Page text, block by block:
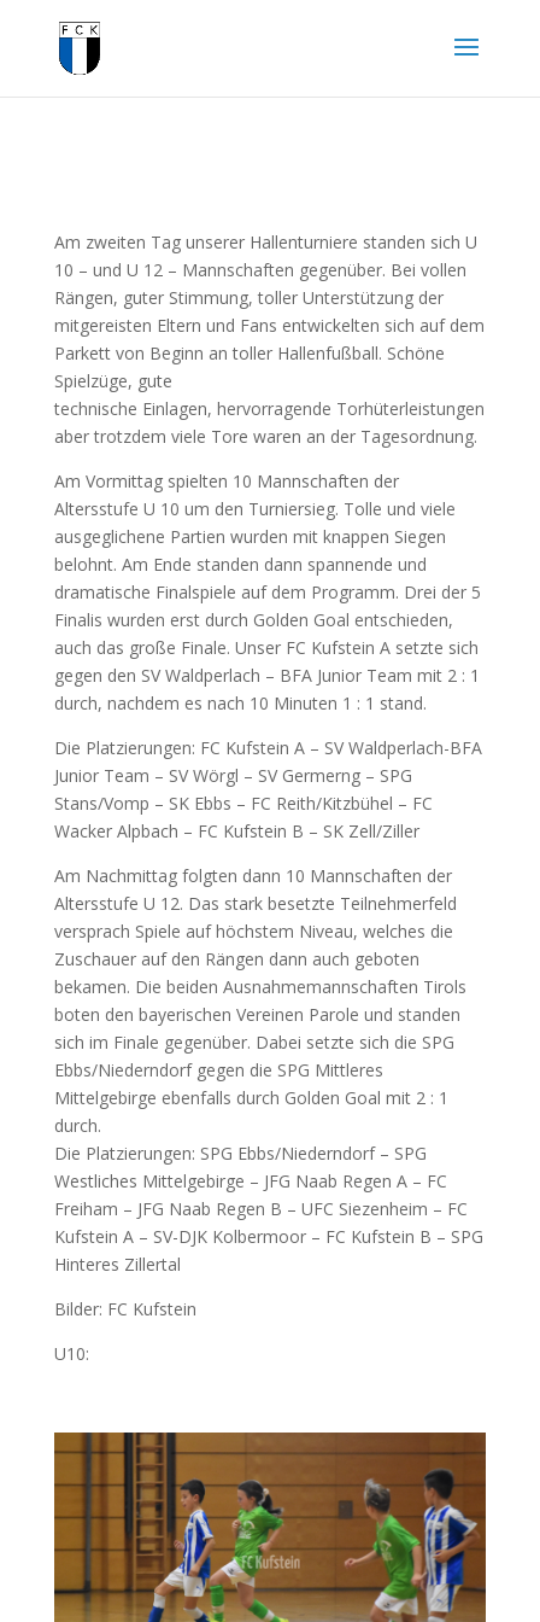
Am zweiten Tag unserer Hallenturniere standen sich U
10 – und U 12 – Mannschaften gegenüber. Bei vollen
Rängen, guter Stimmung, toller Unterstützung der
mitgereisten Eltern und Fans entwickelten sich auf dem
Parkett von Beginn an toller Hallenfußball. Schöne
Spielzüge, gute
technische Einlagen, hervorragende Torhüterleistungen
aber trotzdem viele Tore waren an der Tagesordnung.
Am Vormittag spielten 10 Mannschaften der
Altersstufe U 10 um den Turniersieg. Tolle und viele
ausgeglichene Partien wurden mit knappen Siegen
belohnt. Am Ende standen dann spannende und
dramatische Finalspiele auf dem Programm. Drei der 5
Finalis wurden erst durch Golden Goal entschieden,
auch das große Finale. Unser FC Kufstein A setzte sich
gegen den SV Waldperlach – BFA Junior Team mit 2 : 1
durch, nachdem es nach 10 Minuten 1 : 1 stand.
Die Platzierungen: FC Kufstein A – SV Waldperlach-BFA
Junior Team – SV Wörgl – SV Germerng – SPG
Stans/Vomp – SK Ebbs – FC Reith/Kitzbühel – FC
Wacker Alpbach – FC Kufstein B – SK Zell/Ziller
Am Nachmittag folgten dann 10 Mannschaften der
Altersstufe U 12. Das stark besetzte Teilnehmerfeld
versprach Spiele auf höchstem Niveau, welches die
Zuschauer auf den Rängen dann auch geboten
bekamen. Die beiden Ausnahmemannschaften Tirols
boten den bayerischen Vereinen Parole und standen
sich im Finale gegenüber. Dabei setzte sich die SPG
Ebbs/Niederndorf gegen die SPG Mittleres
Mittelgebirge ebenfalls durch Golden Goal mit 2 : 1
durch.
Die Platzierungen: SPG Ebbs/Niederndorf – SPG
Westliches Mittelgebirge – JFG Naab Regen A – FC
Freiham – JFG Naab Regen B – UFC Siezenheim – FC
Kufstein A – SV-DJK Kolbermoor – FC Kufstein B – SPG
Hinteres Zillertal
Bilder: FC Kufstein
U10: